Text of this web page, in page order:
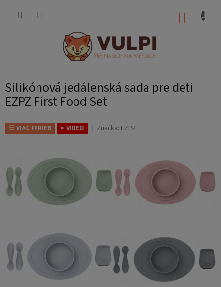
Silikónová jedálenská sada pre deti
EZPZ First Food Set
☰ VIAC FARIEB ▶ VIDEO Značka: EZPZ